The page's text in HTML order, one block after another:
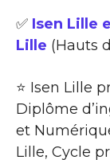
✅ Isen Lille
Lille (Hauts
⭐ Isen Lille
Diplôme
et
Lille, Cycle